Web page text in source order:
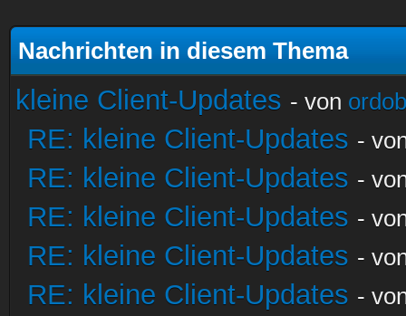
Nachrichten in diesem Thema
kleine Client-Updates - von
RE: kleine Client-Updates -
RE: kleine Client-Updates -
RE: kleine Client-Updates -
RE: kleine Client-Updates -
RE: kleine Client-Updates -